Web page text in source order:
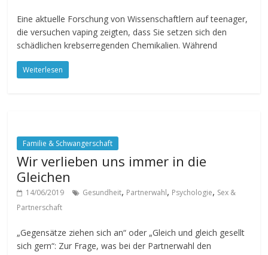
Eine aktuelle Forschung von Wissenschaftlern auf teenager,
die versuchen vaping zeigten, dass Sie setzen sich den
schädlichen krebserregenden Chemikalien. Während
Weiterlesen
Familie & Schwangerschaft
Wir verlieben uns immer in die
Gleichen
14/06/2019 Gesundheit, Partnerwahl, Psychologie, Sex &
Partnerschaft
„Gegensätze ziehen sich an“ oder „Gleich und gleich gesellt
sich gern“: Zur Frage, was bei der Partnerwahl den